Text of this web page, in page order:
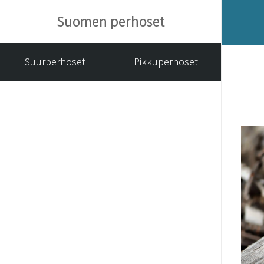
Suomen perhoset
Suurperhoset Pikkuperhoset